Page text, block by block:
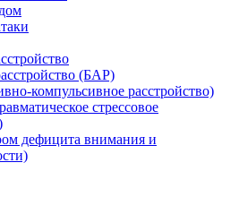
(БАР)
компульсивное расстройство)
стрессовое
дефицита внимания и